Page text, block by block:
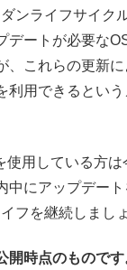
ンライフサイク
デートが必要な
、これらの更新
利用できるとい
使用している方
中にアップデー
フを継続しましょ
開時点のもので